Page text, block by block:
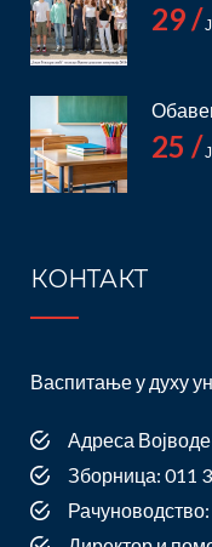
29 /
25 /
КОНТАКТ
Васпитање у духу
Адреса
Зборница: 011